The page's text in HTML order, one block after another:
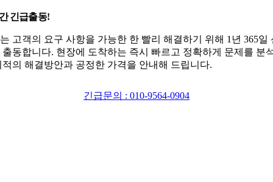
긴급출동!
고객의 요구 사항을 가능한 한 빨리 해결하기 위해 1년 365일
출동합니다. 현장에 도착하는 즉시 빠르고 정확하게 문제를 분
적의 해결방안과 공정한 가격을 안내해 드립니다.
긴급문의 : 010-9564-0904